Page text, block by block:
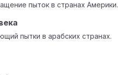
пыток в странах Америки.
пытки в арабских странах.